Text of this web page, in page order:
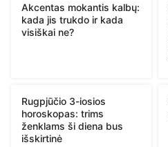
Akcentas mokantis kalbų:
kada jis trukdo ir kada
visiškai ne?
Rugpjūčio 3-iosios
horoskopas: trims
ženklams ši diena bus
išskirtinė